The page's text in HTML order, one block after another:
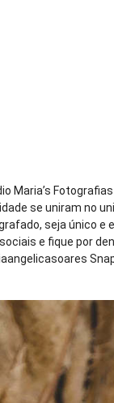
Maria’s
se uniram no
seja único e
e fique por